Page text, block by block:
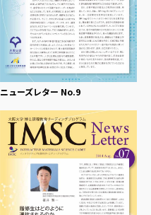
ニューズレター No.9